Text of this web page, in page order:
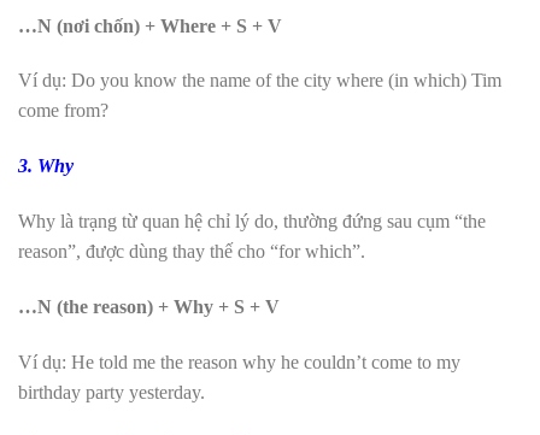
…N (nơi chốn) + Where + S + V
Ví dụ: Do you know the name of the city where (in which) Tim
come from?
3. Why
Why là trạng từ quan hệ chỉ lý do, thường đứng sau cụm “the
reason”, được dùng thay thế cho “for which”.
…N (the reason) + Why + S + V
Ví dụ: He told me the reason why he couldn’t come to my
birthday party yesterday.